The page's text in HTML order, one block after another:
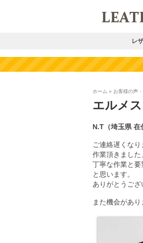
レ
ホーム » お客様の声
エルメ
N.T（埼玉県 在
ご連絡遅くなり
作業頂きました
丁寧な作業と
と思います。
ありがとうござ
また機会があ